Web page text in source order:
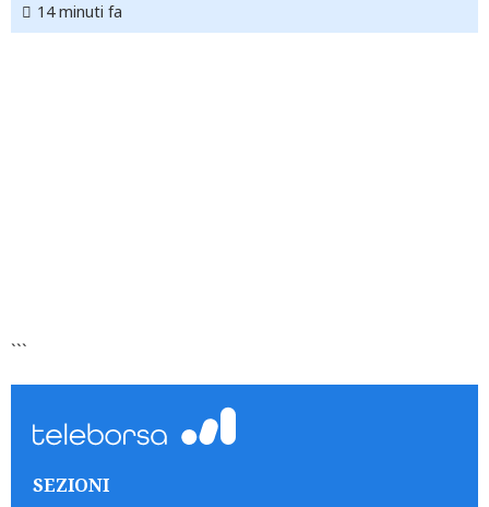
14 minuti fa
```
SEZIONI